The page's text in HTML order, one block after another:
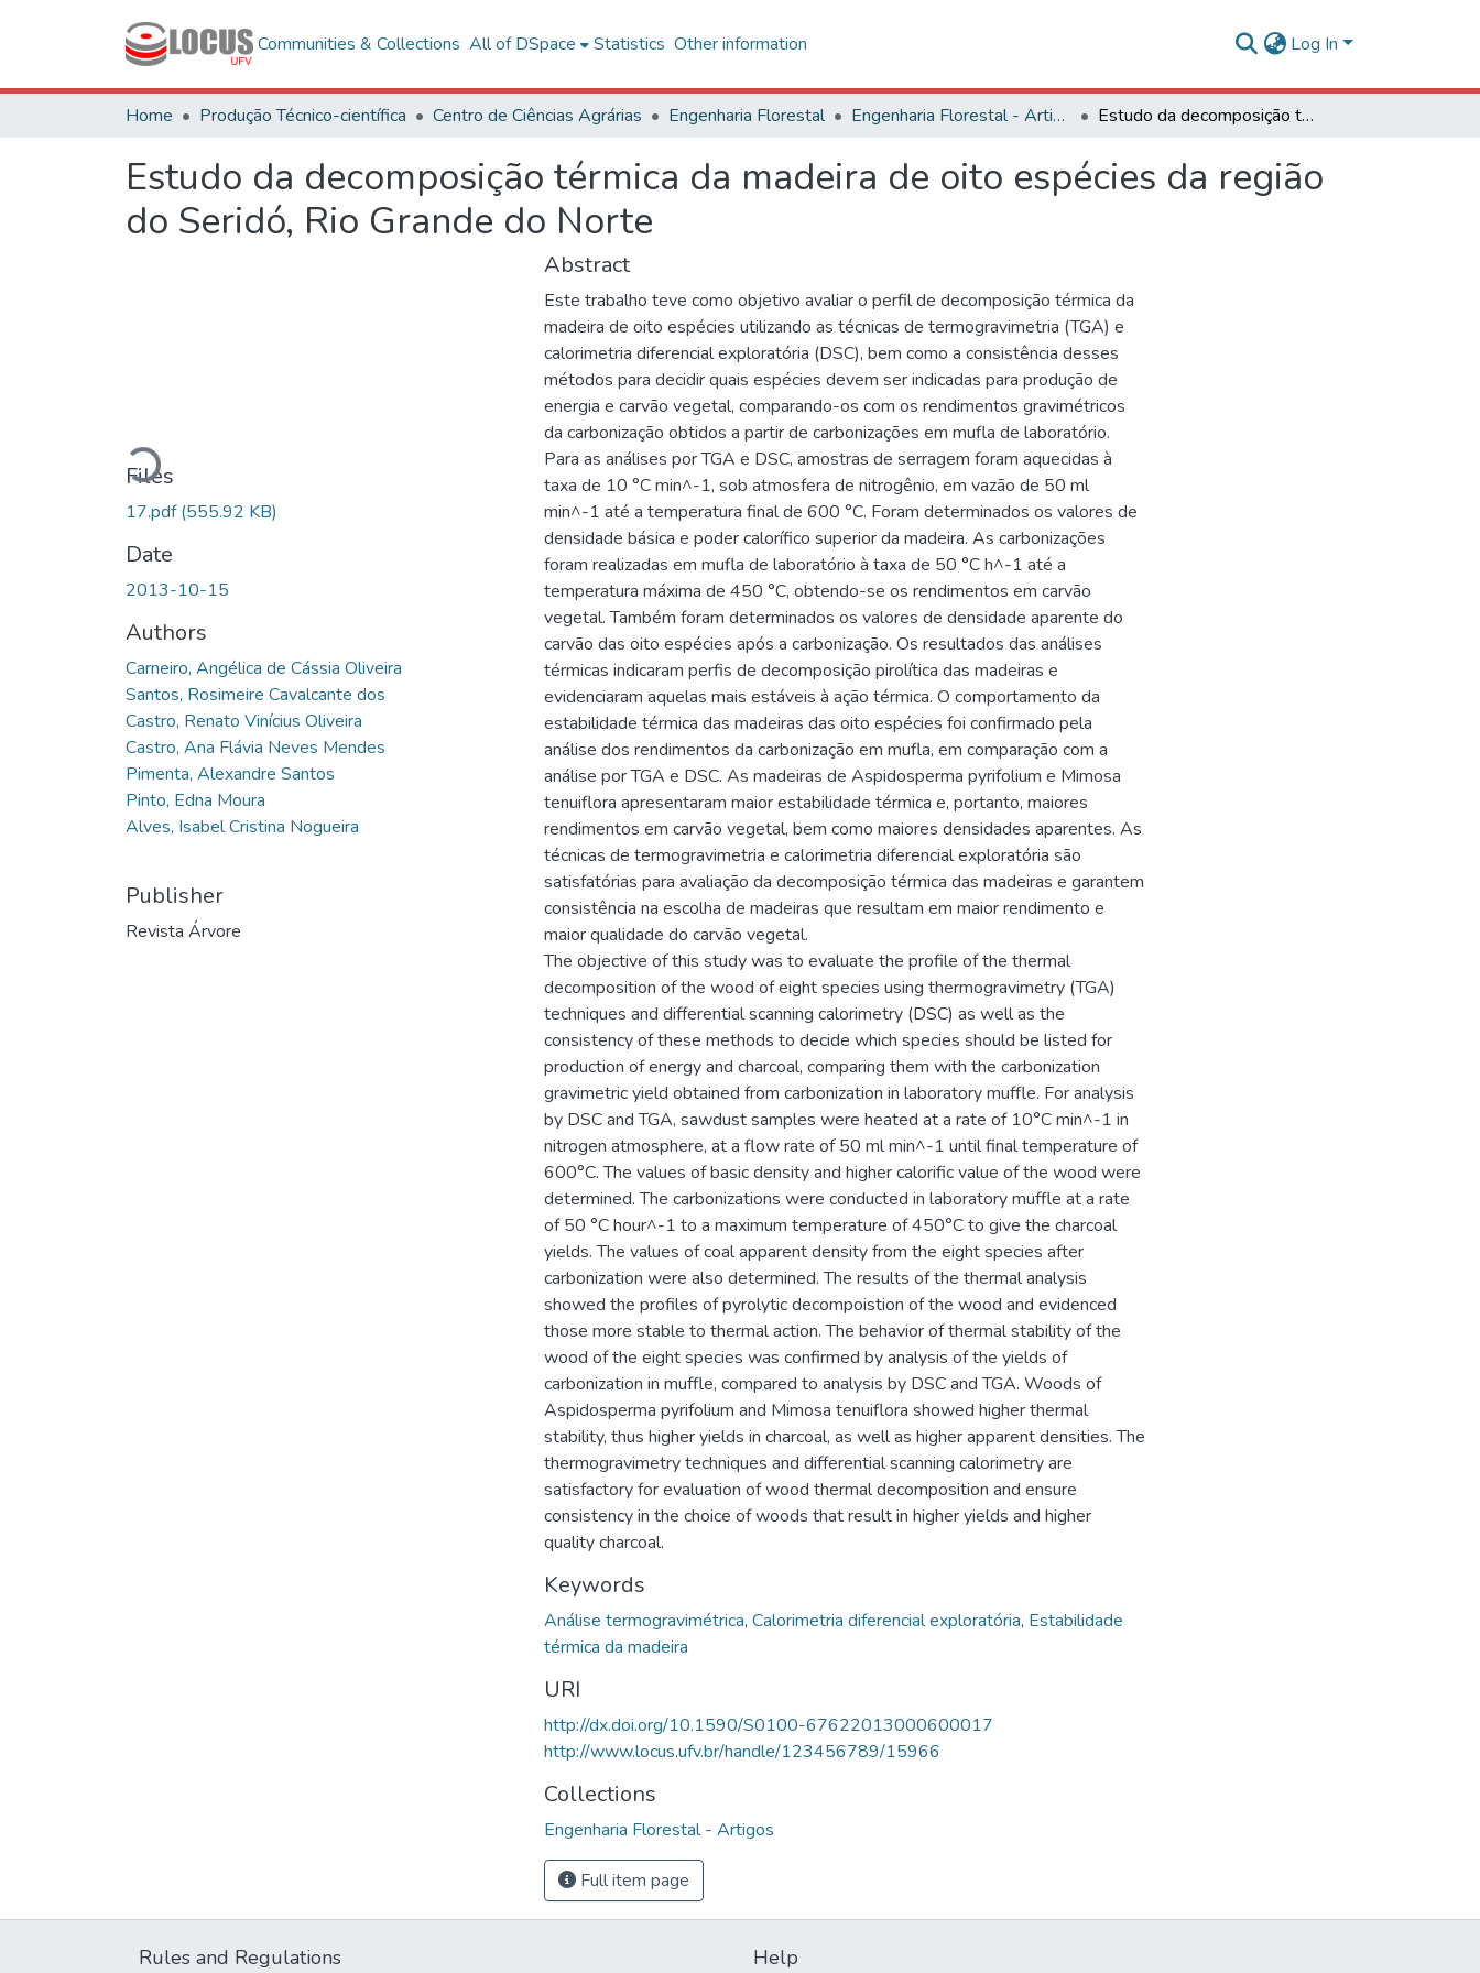
Communities & Collections All of DSpace Statistics Other information Log In
Home Produção Técnico-científica Centro de Ciências Agrárias Engenharia Florestal Engenharia Florestal - Artigos Estudo da decomposição térmica da madeira de oito espécies da região do Seridó, Rio Grande do Norte
Estudo da decomposição térmica da madeira de oito espécies da região
do Seridó, Rio Grande do Norte
Loading...
Files
17.pdf(555.92 KB)
Date
2013-10-15
Authors
Carneiro, Angélica de Cássia Oliveira
Santos, Rosimeire Cavalcante dos
Castro, Renato Vinícius Oliveira
Castro, Ana Flávia Neves Mendes
Pimenta, Alexandre Santos
Pinto, Edna Moura
Alves, Isabel Cristina Nogueira
Publisher
Revista Árvore
Abstract
Este trabalho teve como objetivo avaliar o perfil de decomposição térmica da
madeira de oito espécies utilizando as técnicas de termogravimetria (TGA) e
calorimetria diferencial exploratória (DSC), bem como a consistência desses
métodos para decidir quais espécies devem ser indicadas para produção de
energia e carvão vegetal, comparando-os com os rendimentos gravimétricos
da carbonização obtidos a partir de carbonizações em mufla de laboratório.
Para as análises por TGA e DSC, amostras de serragem foram aquecidas à
taxa de 10 °C min^-1, sob atmosfera de nitrogênio, em vazão de 50 ml
min^-1 até a temperatura final de 600 °C. Foram determinados os valores de
densidade básica e poder calorífico superior da madeira. As carbonizações
foram realizadas em mufla de laboratório à taxa de 50 °C h^-1 até a
temperatura máxima de 450 °C, obtendo-se os rendimentos em carvão
vegetal. Também foram determinados os valores de densidade aparente do
carvão das oito espécies após a carbonização. Os resultados das análises
térmicas indicaram perfis de decomposição pirolítica das madeiras e
evidenciaram aquelas mais estáveis à ação térmica. O comportamento da
estabilidade térmica das madeiras das oito espécies foi confirmado pela
análise dos rendimentos da carbonização em mufla, em comparação com a
análise por TGA e DSC. As madeiras de Aspidosperma pyrifolium e Mimosa
tenuiflora apresentaram maior estabilidade térmica e, portanto, maiores
rendimentos em carvão vegetal, bem como maiores densidades aparentes. As
técnicas de termogravimetria e calorimetria diferencial exploratória são
satisfatórias para avaliação da decomposição térmica das madeiras e garantem
consistência na escolha de madeiras que resultam em maior rendimento e
maior qualidade do carvão vegetal.
The objective of this study was to evaluate the profile of the thermal
decomposition of the wood of eight species using thermogravimetry (TGA)
techniques and differential scanning calorimetry (DSC) as well as the
consistency of these methods to decide which species should be listed for
production of energy and charcoal, comparing them with the carbonization
gravimetric yield obtained from carbonization in laboratory muffle. For analysis
by DSC and TGA, sawdust samples were heated at a rate of 10°C min^-1 in
nitrogen atmosphere, at a flow rate of 50 ml min^-1 until final temperature of
600°C. The values of basic density and higher calorific value of the wood were
determined. The carbonizations were conducted in laboratory muffle at a rate
of 50 °C hour^-1 to a maximum temperature of 450°C to give the charcoal
yields. The values of coal apparent density from the eight species after
carbonization were also determined. The results of the thermal analysis
showed the profiles of pyrolytic decompoistion of the wood and evidenced
those more stable to thermal action. The behavior of thermal stability of the
wood of the eight species was confirmed by analysis of the yields of
carbonization in muffle, compared to analysis by DSC and TGA. Woods of
Aspidosperma pyrifolium and Mimosa tenuiflora showed higher thermal
stability, thus higher yields in charcoal, as well as higher apparent densities. The
thermogravimetry techniques and differential scanning calorimetry are
satisfactory for evaluation of wood thermal decomposition and ensure
consistency in the choice of woods that result in higher yields and higher
quality charcoal.
Keywords
Análise termogravimétrica, Calorimetria diferencial exploratória, Estabilidade
térmica da madeira
URI
http://dx.doi.org/10.1590/S0100-67622013000600017
http://www.locus.ufv.br/handle/123456789/15966
Collections
Engenharia Florestal - Artigos
Full item page
Rules and Regulations Help